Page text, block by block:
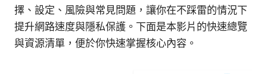
擇、設定、風險與常見問題，讓你在不踩雷的情況下
提升網路速度與隱私保護。下面是本影片的快速總覽
與資源清單，便於你快速掌握核心內容。